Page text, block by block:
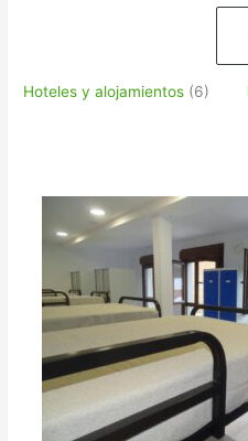
Hoteles y alojamientos (6)